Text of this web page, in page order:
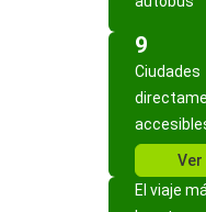
9
Ciudades
Ver
El viaje